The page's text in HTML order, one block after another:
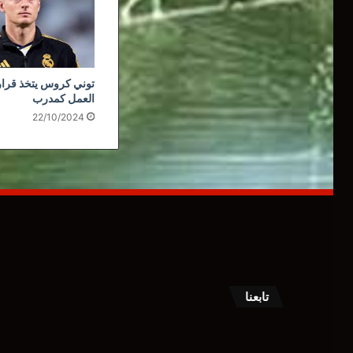
توني كروس يتخذ
العمل كمدرب
22/10/2024
تابعنا